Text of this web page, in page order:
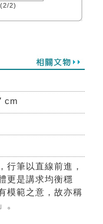
(2/2)
cm
行筆以直線前進，
更是講求均衡穩
模範之意，故亦稱
。